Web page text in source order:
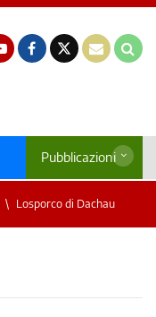
Pubblicazioni
Losporco di Dachau